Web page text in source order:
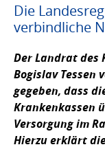
Die
verbindliche
Der Landrat des
Bogislav Tessen
gegeben, dass
Krankenkassen
Versorgung im
Hierzu erklärt